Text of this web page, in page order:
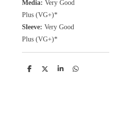
Media: Very Good
Plus (VG+)*
Sleeve: Very Good
Plus (VG+)*
D
D
S
D